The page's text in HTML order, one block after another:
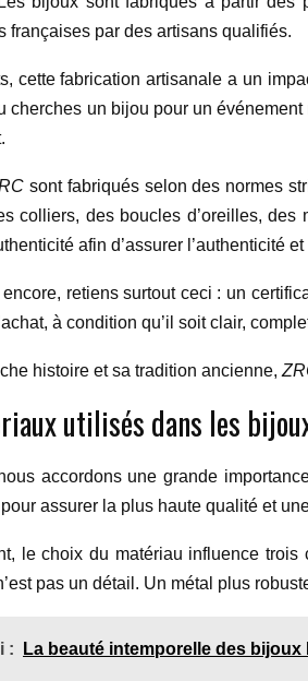
françaises par des artisans qualifiés.
cette fabrication artisanale a un
cherches un bijou pour un
sont fabriqués selon des normes
colliers, des boucles d’oreilles,
afin d’assurer l’authenticité
retiens surtout ceci : un
à condition qu’il soit clair,
histoire et sa tradition ancienne,
utilisés dans les
accordons une grande
assurer la plus haute qualité et
le choix du matériau influence
pas un détail. Un métal plus
: La beauté intemporelle des